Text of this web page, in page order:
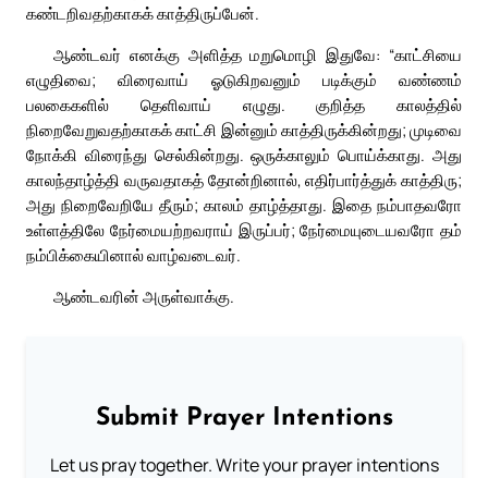
கண்டறிவதற்காகக் காத்திருப்பேன்.
ஆண்டவர் எனக்கு அளித்த மறுமொழி இதுவே: “காட்சியை
எழுதிவை; விரைவாய் ஓடுகிறவனும் படிக்கும் வண்ணம்
பலகைகளில் தெளிவாய் எழுது. குறித்த காலத்தில்
நிறைவேறுவதற்காகக் காட்சி இன்னும் காத்திருக்கின்றது; முடிவை
நோக்கி விரைந்து செல்கின்றது. ஒருக்காலும் பொய்க்காது. அது
காலந்தாழ்த்தி வருவதாகத் தோன்றினால், எதிர்பார்த்துக் காத்திரு;
அது நிறைவேறியே தீரும்; காலம் தாழ்த்தாது. இதை நம்பாதவரோ
உள்ளத்திலே நேர்மையற்றவராய் இருப்பர்; நேர்மையுடையவரோ தம்
நம்பிக்கையினால் வாழ்வடைவர்.
ஆண்டவரின் அருள்வாக்கு.
Submit Prayer Intentions
Let us pray together. Write your prayer intentions